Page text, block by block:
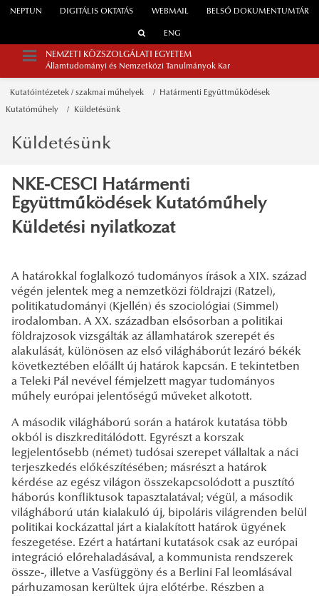
WEBMAIL
NEPTUN DIGITÁLIS OKTATÁS BELSŐ DOKUMENTUMTÁR
ENG
NEMZETI KÖZSZOLGÁLATI EGYETEM
Államtudományi és Nemzetközi Tanulmányok Kar
Kutatóintézetek / szakmai műhelyek Határmenti Együttműködések
Kutatóműhely Küldetésünk
Küldetésünk
NKE-CESCI Határmenti
Együttműködések Kutatóműhely
Küldetési nyilatkozat
A határokkal foglalkozó tudományos írások a XIX. század
végén jelentek meg a nemzetközi földrajzi (Ratzel),
politikatudományi (Kjellén) és szociológiai (Simmel)
irodalomban. A XX. században elsősorban a politikai
földrajzosok vizsgálták az államhatárok szerepét és
alakulását, különösen az első világháborút lezáró békék
következtében előállt új határok kapcsán. E tekintetben
a Teleki Pál nevével fémjelzett magyar tudományos
műhely európai jelentőségű műveket alkotott.
A második világháború során a határok kutatása több
okból is diszkreditálódott. Egyrészt a korszak
legjelentősebb (német) tudósai szerepet vállaltak a náci
terjeszkedés előkészítésében; másrészt a határok
kérdése az egész világon összekapcsolódott a pusztító
háborús konfliktusok tapasztalatával; végül, a második
világháború után kialakuló új, bipoláris világrenden belül
politikai kockázattal járt a kialakított határok ügyének
feszegetése. Ezért a határtani kutatások csak az európai
integráció előrehaladásával, a kommunista rendszerek
össze-, illetve a Vasfüggöny és a Berlini Fal leomlásával
párhuzamosan kerültek újra előtérbe. Részben a